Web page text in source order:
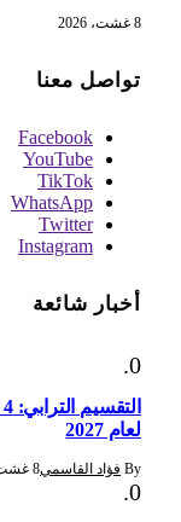
8 غشت، 2026
تواصل معنا
Facebook
YouTube
TikTok
WhatsApp
Twitter
Instagram
أخبار شائعة
لعام 2027
By فؤاد القاسمي8 غشت، 2026